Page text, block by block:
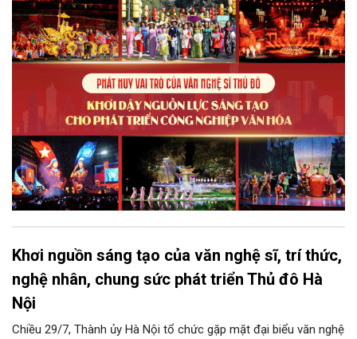
phẩm công nghiệp văn hóa có giá trị. Khơi dậy, phát huy và tạo
điều kiện để nguồn lực sáng tạo ấy phát triển sẽ là “chìa khóa”
để Hà Nội khai thác hiệu quả tiềm năng văn hóa, nâng cao năng
lực cạnh tranh và khẳng định vị thế của một trung tâm sáng tạo
trong kỷ nguyên mới.
Khơi nguồn sáng tạo của văn nghệ sĩ, trí thức,
nghệ nhân, chung sức phát triển Thủ đô Hà
Nội
Chiều 29/7, Thành ủy Hà Nội tổ chức gặp mặt đại biểu văn nghệ